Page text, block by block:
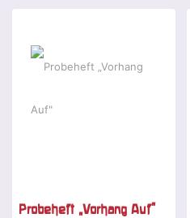
Probeheft „Vorhang Auf"